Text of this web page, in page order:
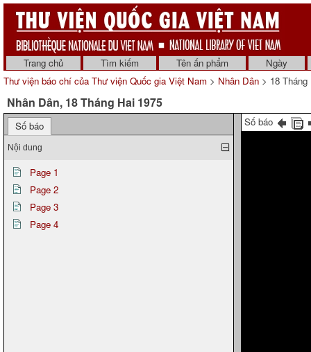
Trang chủ Tìm kiếm Tên ấn phẩm
Ngày
Thư viện báo chí của Thư viện Quốc gia Việt Nam > Nhân Dân > 18 Tháng
Nhân Dân, 18 Tháng Hai 1975
Số báo
Nội dung
Page 1
Page 2
Page 3
Page 4
Số báo